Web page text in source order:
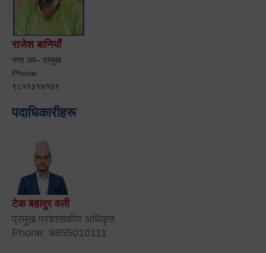
राजेश बानियाँ
नगर उप– प्रमुख
Phone:
९८५१३१७१७९
पदाधिकारीहरू
टेक बहादुर वली
प्रमुख प्रशासकीय अधिकृत
Phone: 9855010111